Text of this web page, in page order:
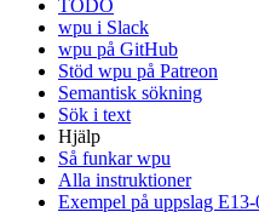
TODO
wpu i Slack
wpu på GitHub
Stöd wpu på Patreon
Semantisk sökning
Sök i text
Hjälp
Så funkar wpu
Alla instruktioner
Exempel på uppslag